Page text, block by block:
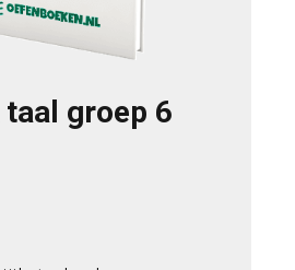
groep 6